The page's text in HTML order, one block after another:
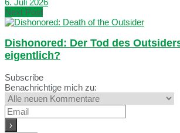
Next Post
Dishonored: Der Tod des
eigentlich?
Subscribe
Benachrichtige mich zu: